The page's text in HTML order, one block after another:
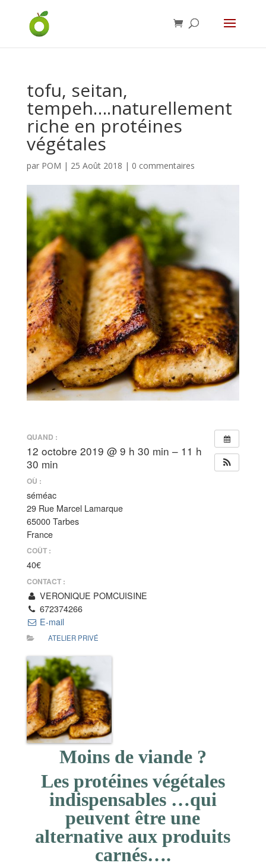
tofu, seitan,
tempeh….naturellement
riche en protéines
végétales
par POM | 25 Août 2018 | 0 commentaires
QUAND :
12 octobre 2019 @ 9 h 30 min – 11 h
30 min
OÙ :
séméac
29 Rue Marcel Lamarque
65000 Tarbes
France
COÛT :
40€
CONTACT :
VERONIQUE POMCUISINE
672374266
E-mail
ATELIER PRIVÉ
Moins de viande ?
Les protéines végétales
indispensables …qui
peuvent être une
alternative aux produits
carnés….